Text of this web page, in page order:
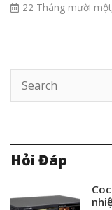
22 Tháng mười
Hỏi Đáp